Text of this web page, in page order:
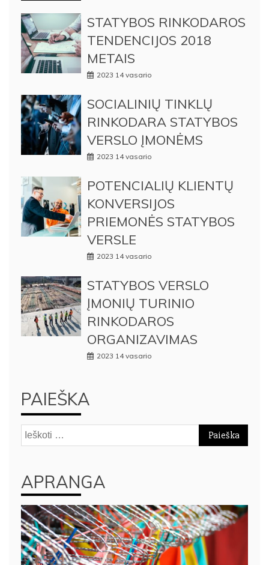
STATYBOS RINKODAROS
TENDENCIJOS 2018
METAIS
2023 14 vasario
SOCIALINIŲ TINKLŲ
RINKODARA STATYBOS
VERSLO ĮMONĖMS
2023 14 vasario
POTENCIALIŲ KLIENTŲ
KONVERSIJOS
PRIEMONĖS STATYBOS
VERSLE
2023 14 vasario
STATYBOS VERSLO
ĮMONIŲ TURINIO
RINKODAROS
ORGANIZAVIMAS
2023 14 vasario
PAIEŠKA
Ieškoti:
APRANGA